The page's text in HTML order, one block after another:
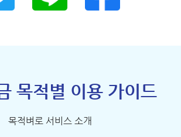
목적별 이용 가이드
목적벼로 서비스 소개